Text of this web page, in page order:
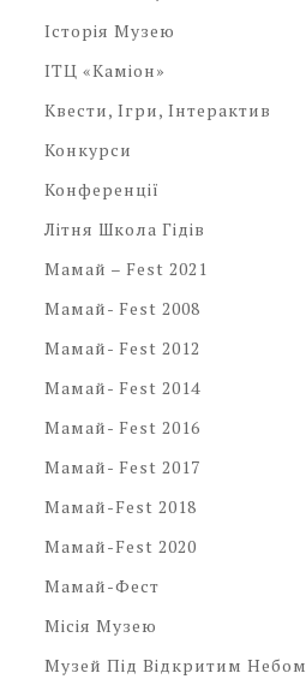
Історія Музею
ІТЦ «Каміон»
Квести, Ігри, Інтерактив
Конкурси
Конференції
Літня Школа Гідів
Мамай – Fest 2021
Мамай- Fest 2008
Мамай- Fest 2012
Мамай- Fest 2014
Мамай- Fest 2016
Мамай- Fest 2017
Мамай-Fest 2018
Мамай-Fest 2020
Мамай-Фест
Місія Музею
Музей Під Відкритим Небом